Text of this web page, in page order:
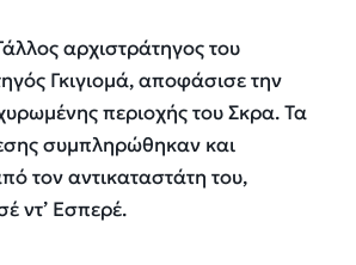
αρχιστράτηγος του
Γκιγιομά, αποφάσισε την
περιοχής του Σκρα. Τα
συμπληρώθηκαν και
τον αντικαταστάτη του,
ντ’ Εσπερέ.